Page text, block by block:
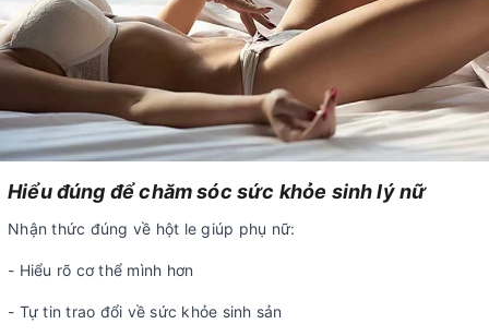
Hiểu đúng để chăm sóc sức khỏe sinh lý nữ
Nhận thức đúng về hột le giúp phụ nữ:
- Hiểu rõ cơ thể mình hơn
- Tự tin trao đổi về sức khỏe sinh sản